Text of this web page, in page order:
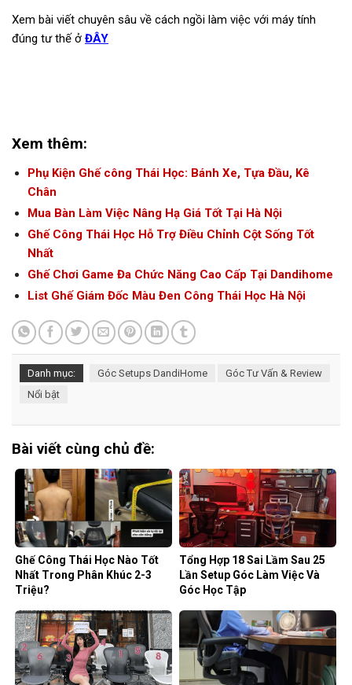
Xem bài viết chuyên sâu về cách ngồi làm việc với máy tính
đúng tư thế ở ĐÂY
Xem thêm:
Phụ Kiện Ghế công Thái Học: Bánh Xe, Tựa Đầu, Kê
Chân
Mua Bàn Làm Việc Nâng Hạ Giá Tốt Tại Hà Nội
Ghế Công Thái Học Hỗ Trợ Điều Chỉnh Cột Sống Tốt
Nhất
Ghế Chơi Game Đa Chức Năng Cao Cấp Tại Dandihome
List Ghế Giám Đốc Màu Đen Công Thái Học Hà Nội
Danh mục: Góc Setups DandiHome
Góc Tư Vấn & Review
Nổi bật
Bài viết cùng chủ đề:
Ghế Công Thái Học Nào Tốt
Nhất Trong Phân Khúc 2-3
Triệu?
Tổng Hợp 18 Sai Lầm Sau 25
Lần Setup Góc Làm Việc Và
Góc Học Tập